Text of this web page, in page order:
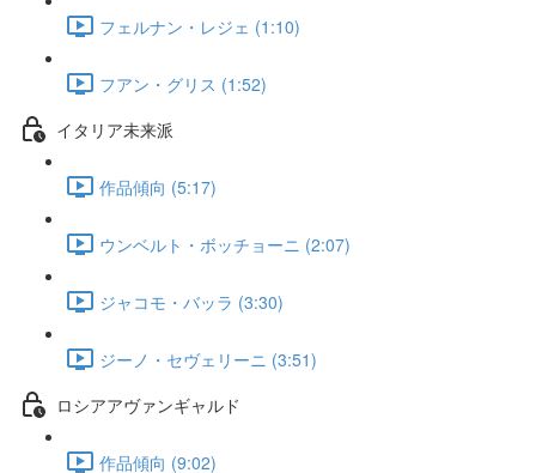
フェルナン・レジェ (1:10)
フアン・グリス (1:52)
イタリア未来派
作品傾向 (5:17)
ウンベルト・ボッチョーニ (2:07)
ジャコモ・バッラ (3:30)
ジーノ・セヴェリーニ (3:51)
ロシアアヴァンギャルド
作品傾向 (9:02)